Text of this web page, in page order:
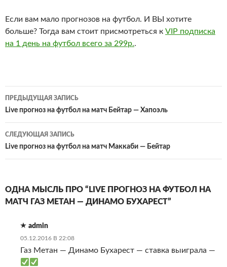
Если вам мало прогнозов на футбол. И ВЫ хотите
больше? Тогда вам стоит присмотреться к VIP подписка
на 1 день на футбол всего за 299р..
Навигация
по
записям
ПРЕДЫДУЩАЯ ЗАПИСЬ
Live прогноз на футбол на матч Бейтар — Хапоэль
СЛЕДУЮЩАЯ ЗАПИСЬ
Live прогноз на футбол на матч Маккаби — Бейтар
ОДНА МЫСЛЬ ПРО “LIVE ПРОГНОЗ НА ФУТБОЛ НА
МАТЧ ГАЗ МЕТАН — ДИНАМО БУХАРЕСТ”
admin
05.12.2016 В 22:08
Газ Метан — Динамо Бухарест — ставка выиграла —